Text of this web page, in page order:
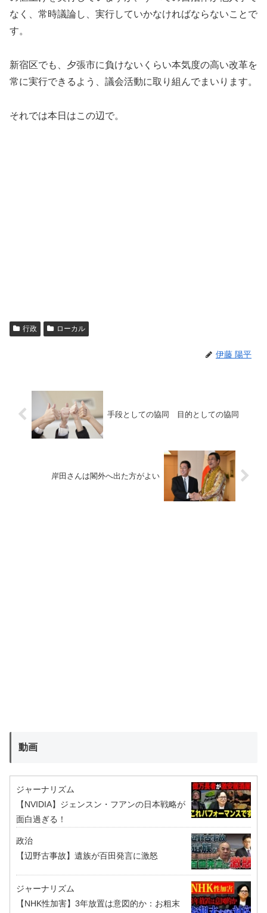
なく、常時議論し、実行していかなければならないことで
す。
新宿区でも、夕張市に負けないくらい本気度の高い改革を
常に実行できるよう、議会活動に取り組んでまいります。
それでは本日はこの辺で。
行政 ローカル
伊藤 陽平
手段としての協同 目的としての協同
岸田さんは閣外へ出た方がよい
動画
ジャーナリズム
【NVIDIA】ジェンスン・フアンの日本戦略が
面白過ぎる！
政治
【辺野古事故】遺族が百田発言に激怒
ジャーナリズム
【NHK性加害】3年放置は意図的か：お粗末